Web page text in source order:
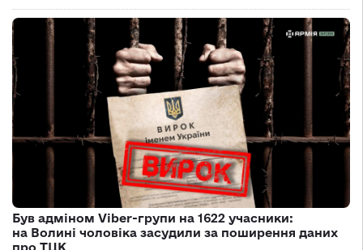
Був адміном Viber-групи на 1622 учасники:
на Волині чоловіка засудили за поширення даних
про ТЦК